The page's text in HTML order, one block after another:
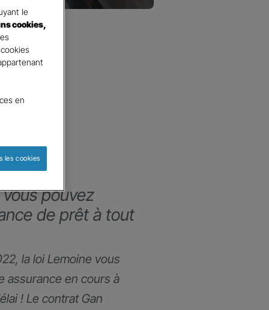
pouvez
de prêt à tout
la loi Lemoine vous
assurance en cours à
! Le contrat Gan
le
cookies,
en
les cookies